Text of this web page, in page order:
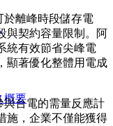
概要
於離峰時段儲存電
與契約容量限制。阿
統有效節省尖峰電
顯著優化整體用電成
與台電的需量反應計
施，企業不僅能獲得